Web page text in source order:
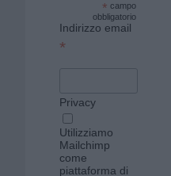
* campo
obbligatorio
Indirizzo email
*
Privacy
Utilizziamo
Mailchimp
come
piattaforma di